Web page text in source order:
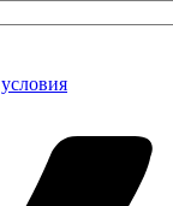
условия